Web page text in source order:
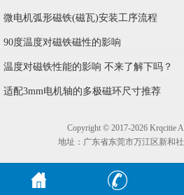
微电机弧形磁铁(磁瓦)安装工序流程
90度温度对磁铁磁性的影响
温度对磁铁性能的影响 不来了解下吗？
适配3mm电机轴的多极磁环尺寸推荐
Copyright © 2017-2026 Krqcitie
地址：广东省东莞市万江区新和